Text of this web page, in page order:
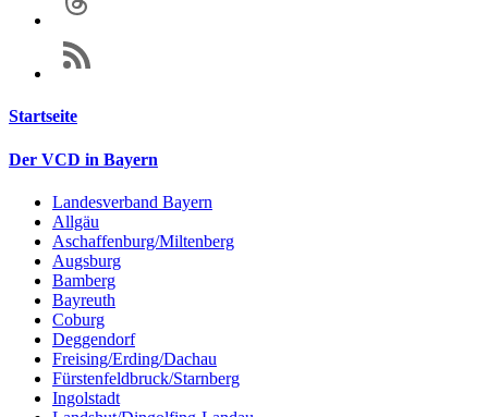
Startseite
Der VCD in Bayern
Landesverband Bayern
Allgäu
Aschaffenburg/Miltenberg
Augsburg
Bamberg
Bayreuth
Coburg
Deggendorf
Freising/Erding/Dachau
Fürstenfeldbruck/Starnberg
Ingolstadt